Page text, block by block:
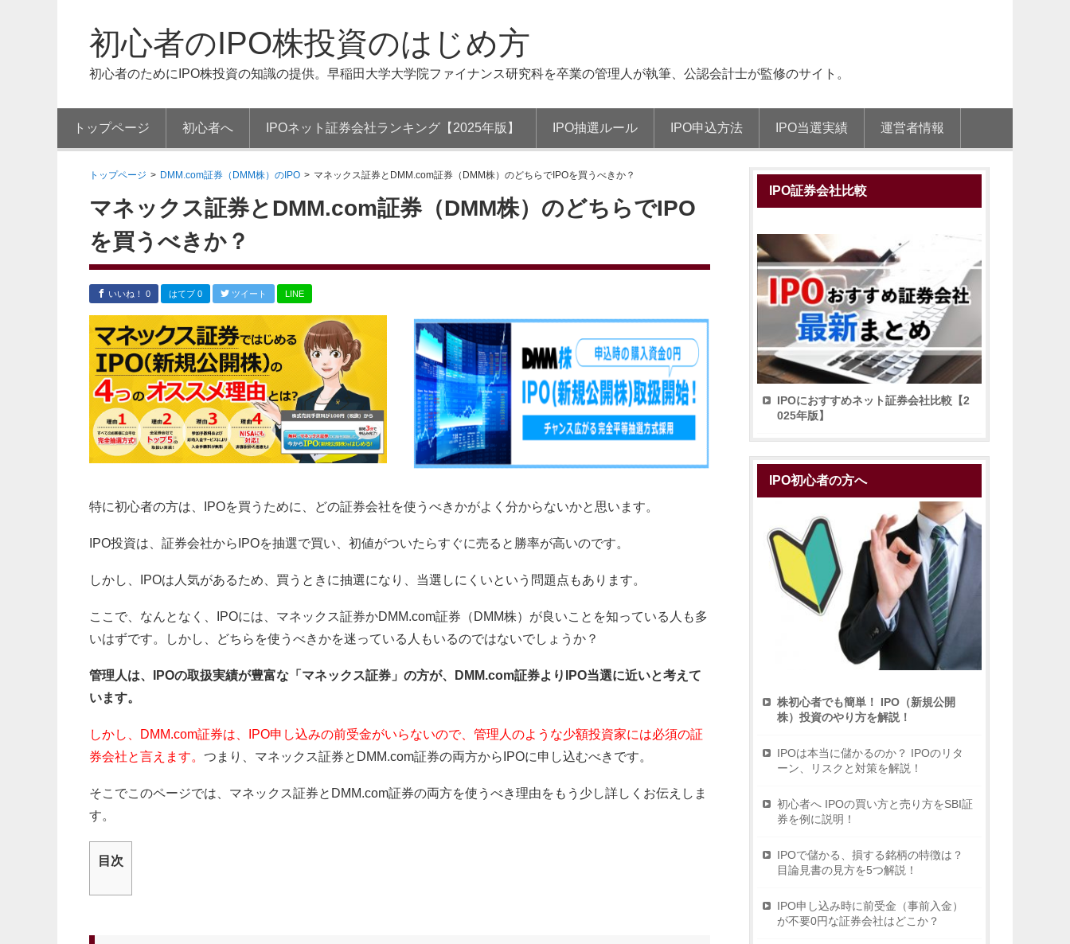
初心者のIPO株投資のはじめ方
初心者のためにIPO株投資の知識の提供。早稲田大学大学院ファイナンス研究科を卒業の管理人が執筆、公認会計士が監修のサイト。
トップページ 初心者へ IPOネット証券会社ランキング【2025年版】 IPO抽選ルール IPO申込方法 IPO当選実績 運営者情報
トップページ > DMM.com証券（DMM株）のIPO > マネックス証券とDMM.com証券（DMM株）のどちらでIPOを買うべきか？
マネックス証券とDMM.com証券（DMM株）のどちらでIPO
を買うべきか？
いいね！ 0 はてブ 0 ツイート LINE
特に初心者の方は、IPOを買うために、どの証券会社を使うべきかがよく分からないかと思います。
IPO投資は、証券会社からIPOを抽選で買い、初値がついたらすぐに売ると勝率が高いのです。
しかし、IPOは人気があるため、買うときに抽選になり、当選しにくいという問題点もあります。
ここで、なんとなく、IPOには、マネックス証券かDMM.com証券（DMM株）が良いことを知っている人も多
いはずです。しかし、どちらを使うべきかを迷っている人もいるのではないでしょうか？
管理人は、IPOの取扱実績が豊富な「マネックス証券」の方が、DMM.com証券よりIPO当選に近いと考えて
います。
しかし、DMM.com証券は、IPO申し込みの前受金がいらないので、管理人のような少額投資家には必須の証
券会社と言えます。 つまり、マネックス証券とDMM.com証券の両方からIPOに申し込むべきです。
そこでこのページでは、マネックス証券とDMM.com証券の両方を使うべき理由をもう少し詳しくお伝えしま
す。
目次
IPO証券会社比較
IPOにおすすめネット証券会社比較【2
025年版】
IPO初心者の方へ
株初心者でも簡単！ IPO（新規公開
株）投資のやり方を解説！
IPOは本当に儲かるのか？ IPOのリタ
ーン、リスクと対策を解説！
初心者へ IPOの買い方と売り方をSBI証
券を例に説明！
IPOで儲かる、損する銘柄の特徴は？
目論見書の見方を5つ解説！
IPO申し込み時に前受金（事前入金）
が不要0円な証券会社はどこか？